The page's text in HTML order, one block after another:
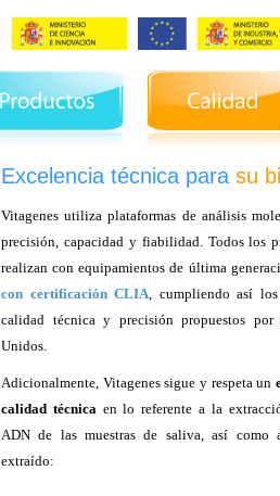
Excelencia técnica para su
Vitagenes utiliza plataformas de análisis
precisión, capacidad y fiabilidad. Todos los
realizan con equipamientos de última
con certificación CLIA, cumpliendo así
calidad técnica y precisión propuestos por
Unidos.
Adicionalmente, Vitagenes sigue y respeta un
calidad técnica en lo referente a la
ADN de las muestras de saliva, así como
extraído: